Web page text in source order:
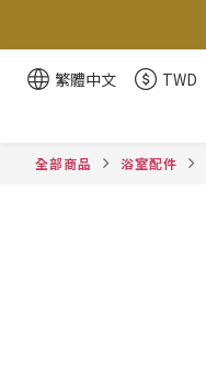
繁體中文
TWD
全部商品 浴室配件